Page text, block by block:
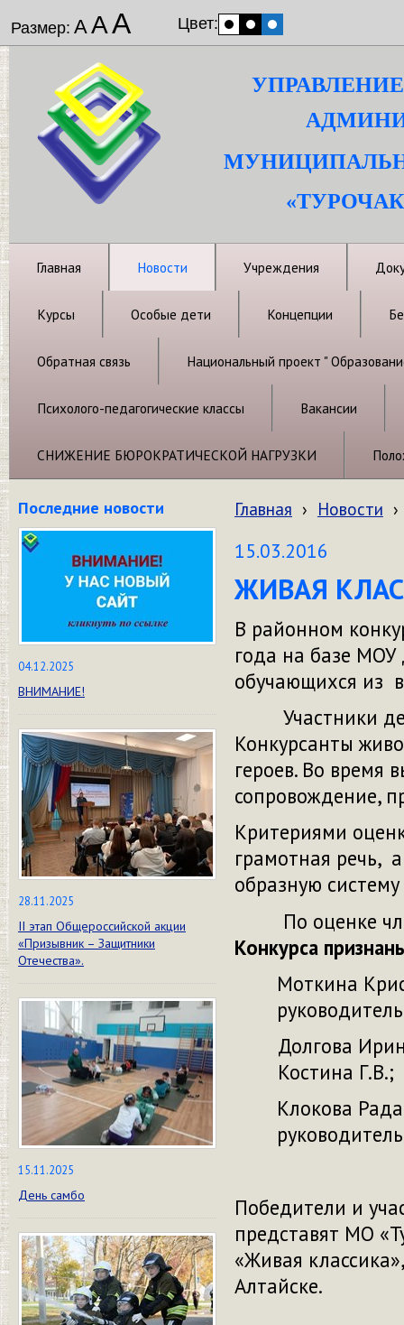
Размер: ААА Цвет:
Главная Новости Учреждения
Курсы Особые дети Концепции
Обратная связь Национальный проект "
Психолого-педагогические классы Вакансии
СНИЖЕНИЕ БЮРОКРАТИЧЕСКОЙ НАГРУЗКИ
Последние новости
04.12.2025
ВНИМАНИЕ!
28.11.2025
II этап Общероссийской акции
«Призывник – Защитники
Отечества».
15.11.2025
День самбо
Главная › Новости ›
15.03.2016
ЖИВАЯ
В районном
года на базе
обучающихся из
Участники
Конкурсанты
героев. Во время
сопровождение,
Критериями
грамотная речь,
образную
По оценке
Конкурса
Моткина
Долгова
Костина Г.В.;
Клокова
Победители и
представят МО
«Живая
Алтайске.